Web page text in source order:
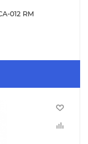
012 RM